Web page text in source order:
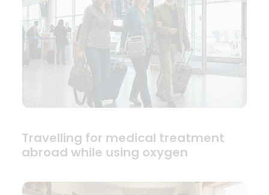
Travelling for medical treatment
abroad while using oxygen